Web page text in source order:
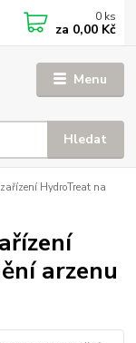
Menu
Hledat
0 ks
za 0,00 Kč
HydroTreat na
arzenu